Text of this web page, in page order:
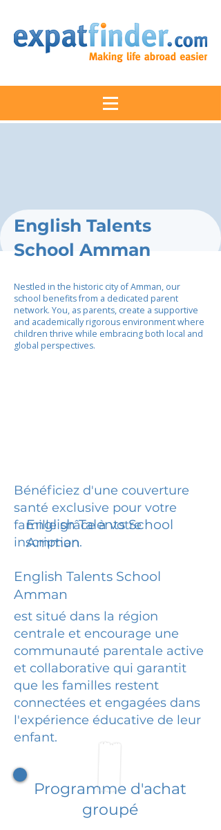
English Talents
School Amman
Nestled in the historic city of Amman, our
school benefits from a dedicated parent
network. You, as parents, create a supportive
and academically rigorous environment where
children thrive while embracing both local and
global perspectives.
Bénéficiez d'une couverture
santé exclusive pour votre
famille grâce à votre
inscription.
English Talents School
Amman
English Talents School
Amman
est situé dans la région
centrale et encourage une
communauté parentale active
et collaborative qui garantit
que les familles restent
connectées et engagées dans
l'expérience éducative de leur
enfant.
Programme d'achat
groupé